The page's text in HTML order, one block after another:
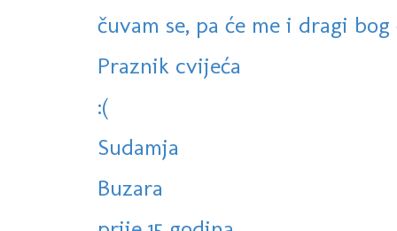
čuvam se, pa će me i dragi bog
Praznik cvijeća
:(
Sudamja
Buzara